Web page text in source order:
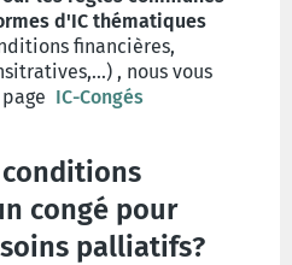
d'IC thématiques
financières,
, nous vous
IC-Congés
congé pour
palliatifs?